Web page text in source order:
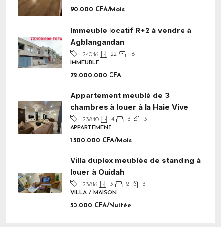
90.000 CFA/Mois
Immeuble locatif R+2 à vendre à
Agblangandan
24046 22
16
IMMEUBLE
72.000.000 CFA
Appartement meublé de 3
chambres à louer à la Haie Vive
23840 4 3
3
APPARTEMENT
1.500.000 CFA/Mois
Villa duplex meublée de standing à
louer à Ouidah
23816 3 2
3
VILLA / MAISON
50.000 CFA/Nuitée